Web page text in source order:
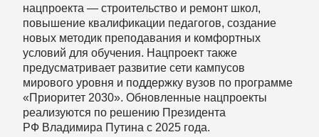
нацпроекта — строительство и ремонт школ,
повышение квалификации педагогов, создание
новых методик преподавания и комфортных
условий для обучения. Нацпроект также
предусматривает развитие сети кампусов
мирового уровня и поддержку вузов по программе
«Приоритет 2030». Обновленные нацпроекты
реализуются по решению Президента
РФ Владимира Путина с 2025 года.